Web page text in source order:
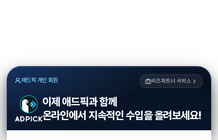
애드픽 개인 회원 비즈파트너 서비스
이제 애드픽과 함께
온라인에서 지속적인 수입을 올려보세요!